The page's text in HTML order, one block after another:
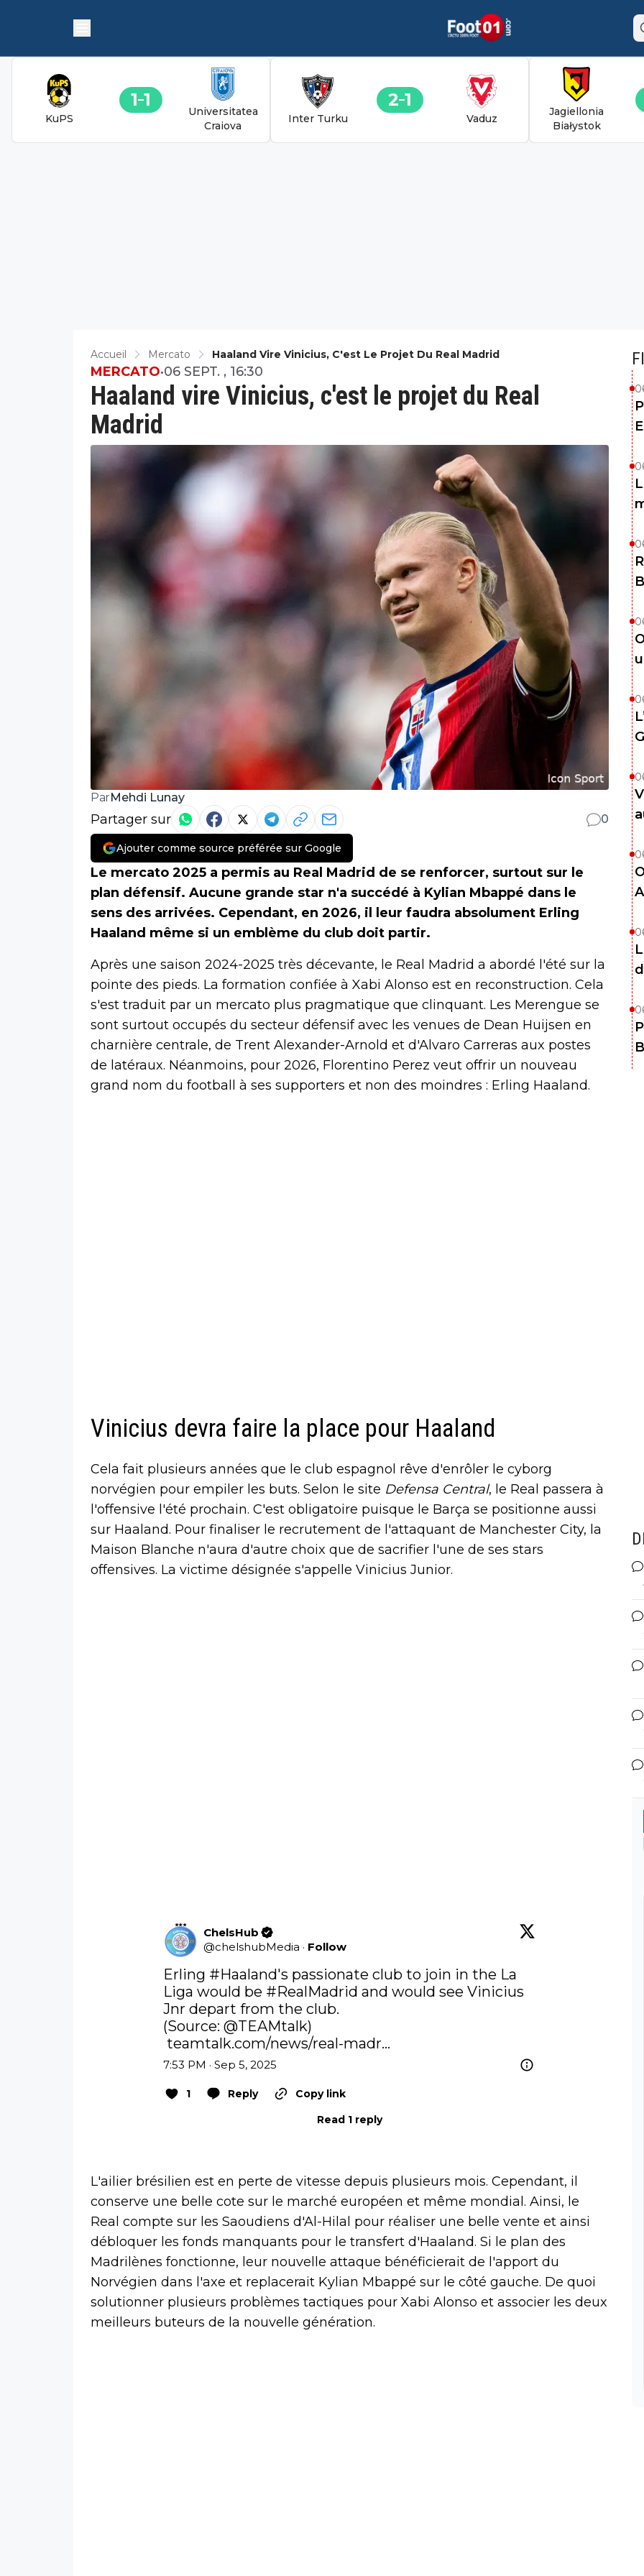
KuPS
1 1
Universitatea
Craiova
Inter Turku
2 1
Vaduz
Jagiellonia
Białystok
Accueil Mercato Haaland Vire Vinicius, C'est Le Projet Du Real Madrid
Haaland vire Vinicius, c'est le projet du Real
Madrid
MERCATO•06 SEPT. , 16:30
ParMehdi Lunay
Partager sur 0
Ajouter comme source préférée sur Google
Le mercato 2025 a permis au Real Madrid de se renforcer, surtout sur le
plan défensif. Aucune grande star n'a succédé à Kylian Mbappé dans le
sens des arrivées. Cependant, en 2026, il leur faudra absolument Erling
Haaland même si un emblème du club doit partir.
Après une saison 2024-2025 très décevante, le Real Madrid a abordé l'été sur la
pointe des pieds. La formation confiée à Xabi Alonso est en reconstruction. Cela
s'est traduit par un mercato plus pragmatique que clinquant. Les Merengue se
sont surtout occupés du secteur défensif avec les venues de Dean Huijsen en
charnière centrale, de Trent Alexander-Arnold et d'Alvaro Carreras aux postes
de latéraux. Néanmoins, pour 2026, Florentino Perez veut offrir un nouveau
grand nom du football à ses supporters et non des moindres : Erling Haaland.
Vinicius devra faire la place pour Haaland
Cela fait plusieurs années que le club espagnol rêve d'enrôler le cyborg
norvégien pour empiler les buts. Selon le site Defensa Central, le Real passera à
l'offensive l'été prochain. C'est obligatoire puisque le Barça se positionne aussi
sur Haaland. Pour finaliser le recrutement de l'attaquant de Manchester City, la
Maison Blanche n'aura d'autre choix que de sacrifier l'une de ses stars
offensives. La victime désignée s'appelle Vinicius Junior.
ChelsHub
@chelshubMedia · Follow
Erling #Haaland's passionate club to join in the La
Liga would be #RealMadrid and would see Vinicius
Jnr depart from the club.
(Source: @TEAMtalk)
teamtalk.com/news/real-madr…
7:53 PM · Sep 5, 2025
1 Reply
Copy link
Read 1 reply
L'ailier brésilien est en perte de vitesse depuis plusieurs mois. Cependant, il
conserve une belle cote sur le marché européen et même mondial. Ainsi, le
Real compte sur les Saoudiens d'Al-Hilal pour réaliser une belle vente et ainsi
débloquer les fonds manquants pour le transfert d'Haaland. Si le plan des
Madrilènes fonctionne, leur nouvelle attaque bénéficierait de l'apport du
Norvégien dans l'axe et replacerait Kylian Mbappé sur le côté gauche. De quoi
solutionner plusieurs problèmes tactiques pour Xabi Alonso et associer les deux
meilleurs buteurs de la nouvelle génération.